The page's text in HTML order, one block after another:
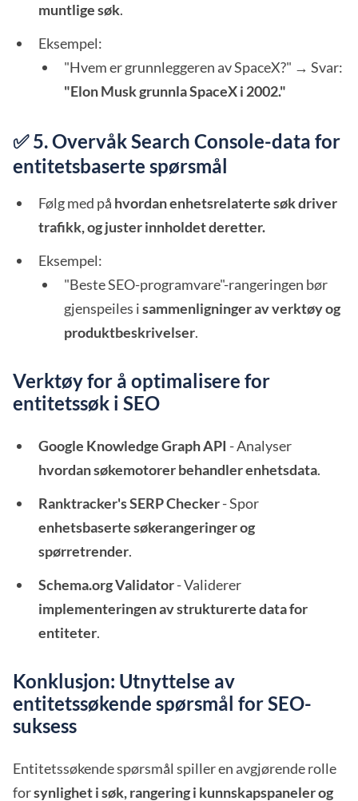
muntlige søk.
Eksempel:
"Hvem er grunnleggeren av SpaceX?" → Svar:
"Elon Musk grunnla SpaceX i 2002."
✅ 5. Overvåk Search Console-data for
entitetsbaserte spørsmål
Følg med på hvordan enhetsrelaterte søk driver
trafikk, og juster innholdet deretter.
Eksempel:
"Beste SEO-programvare"-rangeringen bør
gjenspeiles isammenligninger av verktøy og
produktbeskrivelser.
Verktøy for å optimalisere for
entitetssøk i SEO
Google Knowledge Graph API - Analyser
hvordan søkemotorer behandler enhetsdata.
Ranktracker's SERP Checker- Spor
enhetsbaserte søkerangeringer og
spørretrender.
Schema.org Validator- Validerer
implementeringen av strukturerte data for
entiteter.
Konklusjon: Utnyttelse av
entitetssøkende spørsmål for SEO-
suksess
Entitetssøkende spørsmål spiller en avgjørende rolle
forsynlighet i søk, rangering i kunnskapspaneler og